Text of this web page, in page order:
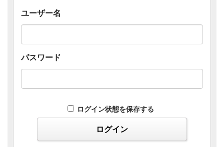
ユーザー名
パスワード
ログイン状態を保存する